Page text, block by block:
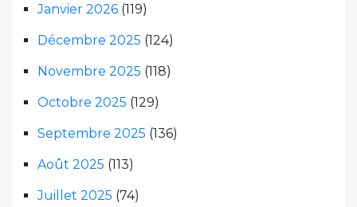
Janvier 2026 (119)
Décembre 2025 (124)
Novembre 2025 (118)
Octobre 2025 (129)
Septembre 2025 (136)
Août 2025 (113)
Juillet 2025 (74)